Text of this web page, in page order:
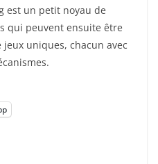
est un petit noyau de
qui peuvent ensuite être
uniques, chacun avec